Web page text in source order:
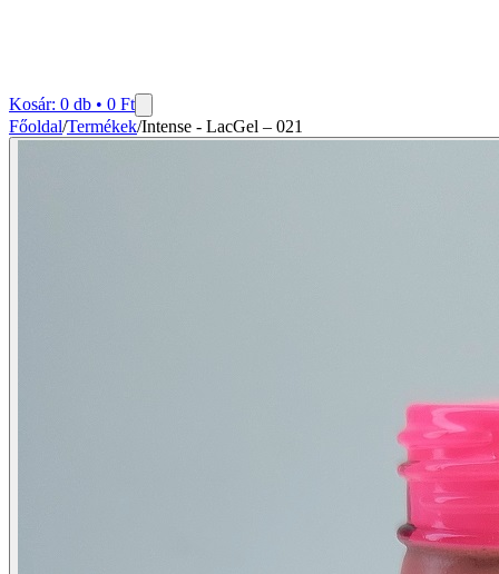
Kosár: 0 db • 0 Ft
Főoldal/Termékek/Intense - LacGel – 021